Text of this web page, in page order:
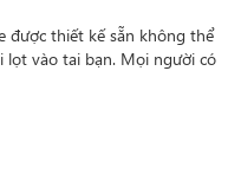
được thiết kế sẵn không thể
lọt vào tai bạn. Mọi người có